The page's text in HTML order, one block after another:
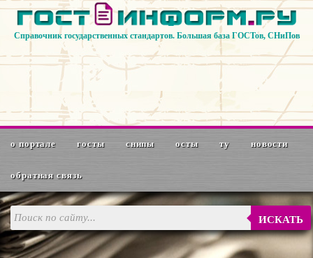
Справочник государственных стандартов. Большая база ГОСТов, СНиПов
о портале госты снипы осты ту новости
обратная связь
ИСКАТЬ